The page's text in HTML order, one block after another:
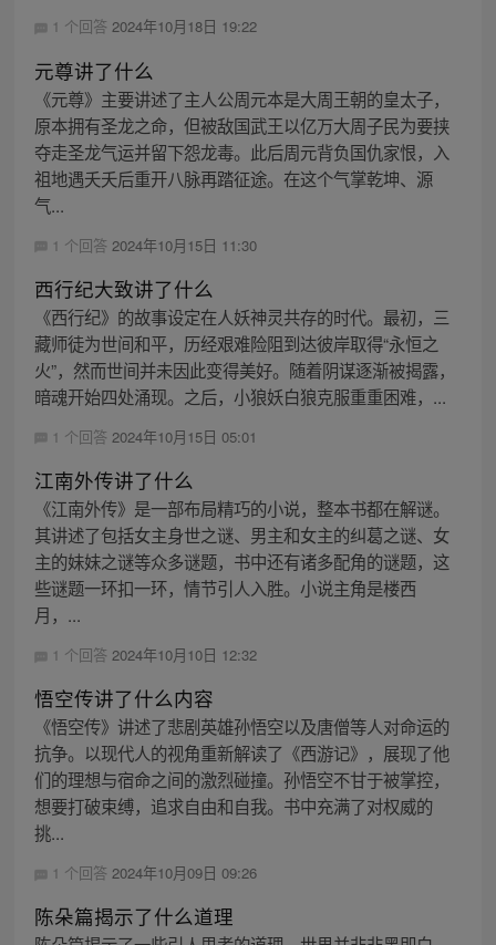
1 个回答 2024年10月18日 19:22
元尊讲了什么
《元尊》主要讲述了主人公周元本是大周王朝的皇太子，
原本拥有圣龙之命，但被敌国武王以亿万大周子民为要挟
夺走圣龙气运并留下怨龙毒。此后周元背负国仇家恨，入
祖地遇夭夭后重开八脉再踏征途。在这个气掌乾坤、源
气...
1 个回答 2024年10月15日 11:30
西行纪大致讲了什么
《西行纪》的故事设定在人妖神灵共存的时代。最初，三
藏师徒为世间和平，历经艰难险阻到达彼岸取得“永恒之
火”，然而世间并未因此变得美好。随着阴谋逐渐被揭露，
暗魂开始四处涌现。之后，小狼妖白狼克服重重困难，...
1 个回答 2024年10月15日 05:01
江南外传讲了什么
《江南外传》是一部布局精巧的小说，整本书都在解谜。
其讲述了包括女主身世之谜、男主和女主的纠葛之谜、女
主的妹妹之谜等众多谜题，书中还有诸多配角的谜题，这
些谜题一环扣一环，情节引人入胜。小说主角是楼西
月，...
1 个回答 2024年10月10日 12:32
悟空传讲了什么内容
《悟空传》讲述了悲剧英雄孙悟空以及唐僧等人对命运的
抗争。以现代人的视角重新解读了《西游记》，展现了他
们的理想与宿命之间的激烈碰撞。孙悟空不甘于被掌控，
想要打破束缚，追求自由和自我。书中充满了对权威的
挑...
1 个回答 2024年10月09日 09:26
陈朵篇揭示了什么道理